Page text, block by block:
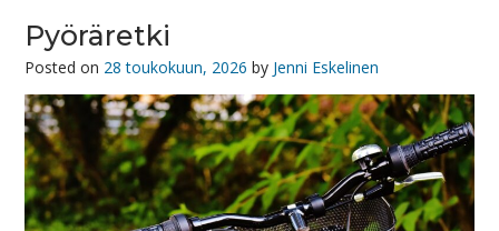
Pyöräretki
Posted on 28 toukokuun, 2026 by Jenni Eskelinen